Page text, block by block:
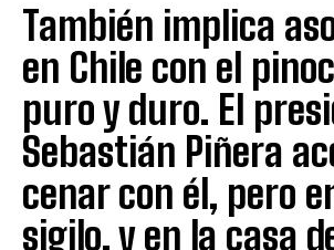
También implica
en Chile con el
puro y duro. El
Sebastián Piñera
cenar con él, pero
sigilo, y en la casa